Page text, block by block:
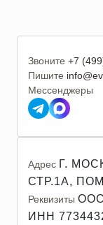
Звоните +7
Пишите
Мессенджеры
Адрес Г.
СТР.1А, ПОМ.
Реквизиты
ИНН